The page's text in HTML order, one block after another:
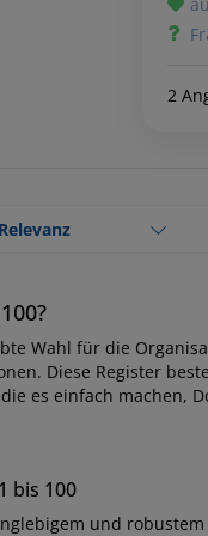
2
Wahl für die
Diese Register
es einfach machen,
bis 100
und